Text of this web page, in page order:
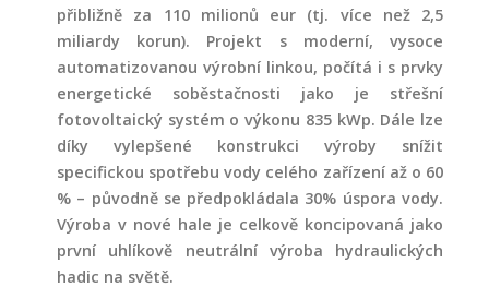
přibližně za 110 milionů eur (tj. více než 2,5
miliardy korun). Projekt s moderní, vysoce
automatizovanou výrobní linkou, počítá i s prvky
energetické soběstačnosti jako je střešní
fotovoltaický systém o výkonu 835 kWp. Dále lze
díky vylepšené konstrukci výroby snížit
specifickou spotřebu vody celého zařízení až o 60
% – původně se předpokládala 30% úspora vody.
Výroba v nové hale je celkově koncipovaná jako
první uhlíkově neutrální výroba hydraulických
hadic na světě.